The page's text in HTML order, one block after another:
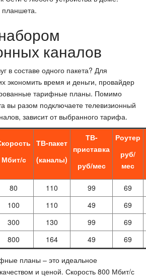
каналов
в составе одного пакета? Для
экономить время и деньги, провайдер
тарифные планы. Помимо
вы разом подключаете телевизионный
зависит от выбранного тарифа.
Мбит/с
ТВ-пакет
(каналы)
ТВ-
приставка
руб/мес
Роутер
руб/
мес
80 110 99
69
100 110 49
69
300 130 99
69
800 164 49 69
планы – это идеальное
и ценой. Скорость 800 Мбит/с